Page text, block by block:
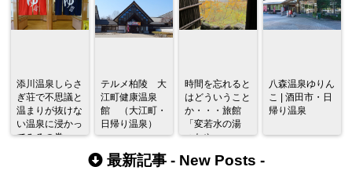
添川温泉しらさ
ぎ荘で不思議と
温まりが抜けな
い温泉に浸かっ
てみるの巻
テルメ柏陵 大
江町健康温泉
館 （大江町・
日帰り温泉）
時間を忘れると
はどういうこと
か・・・旅館
「変若水の湯
つたや」
八森温泉ゆりん
こ | 酒田市・日
帰り温泉
最新記事 - New Posts -